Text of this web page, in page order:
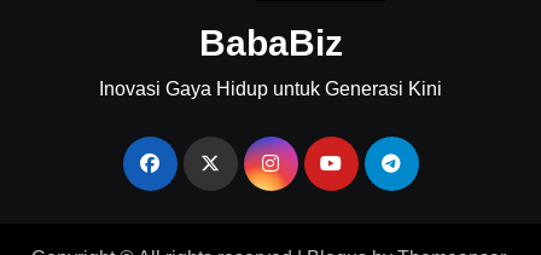
BabaBiz
Inovasi Gaya Hidup untuk Generasi Kini